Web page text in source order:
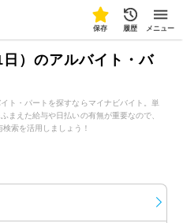
保存 履歴 メニュー
）のアルバイト・バ
ト・パートを探すならマイナビバイト。単
まえた給与や日払いの有無が重要なので、
索を活用しましょう！